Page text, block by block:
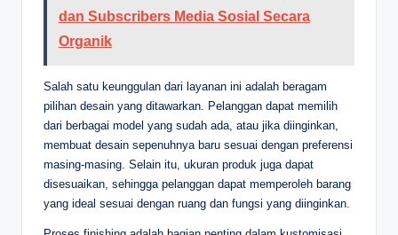
dan Subscribers Media Sosial Secara
Organik
Salah satu keunggulan dari layanan ini adalah beragam
pilihan desain yang ditawarkan. Pelanggan dapat memilih
dari berbagai model yang sudah ada, atau jika diinginkan,
membuat desain sepenuhnya baru sesuai dengan preferensi
masing-masing. Selain itu, ukuran produk juga dapat
disesuaikan, sehingga pelanggan dapat memperoleh barang
yang ideal sesuai dengan ruang dan fungsi yang diinginkan.